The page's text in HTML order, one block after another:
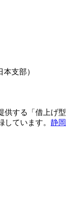
支部）
供する「借上げ型
ています。 静岡